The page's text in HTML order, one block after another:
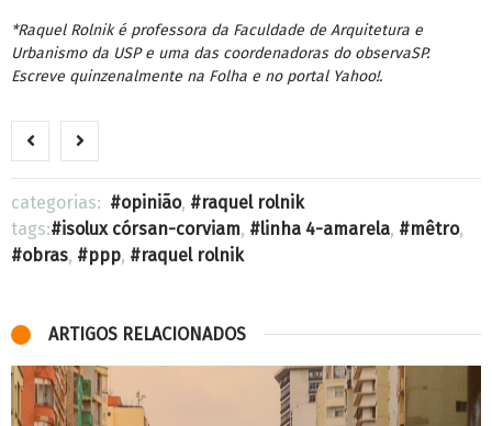
*Raquel Rolnik é professora da Faculdade de Arquitetura e
Urbanismo da USP e uma das coordenadoras do observaSP.
Escreve quinzenalmente na Folha e no portal Yahoo!.
categorias: opinião,
raquel rolnik
tags:
isolux córsan-corviam, linha 4-amarela, mêtro,
obras, ppp, raquel rolnik
ARTIGOS RELACIONADOS